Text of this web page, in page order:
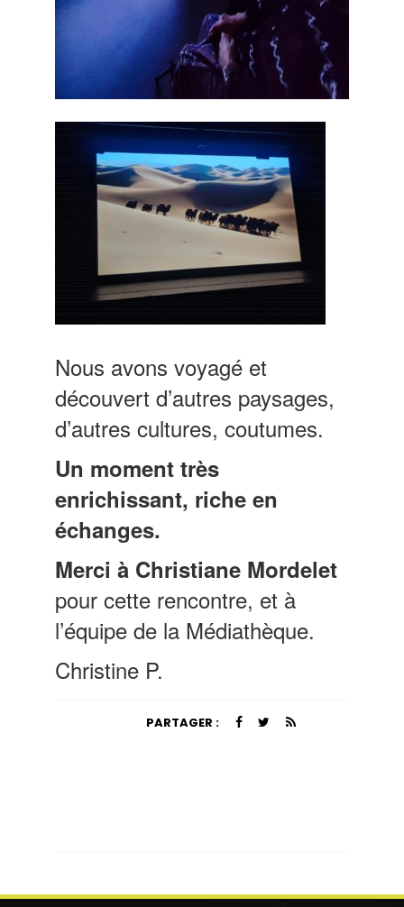
Nous avons voyagé et
découvert d’autres paysages,
d’autres cultures, coutumes.
Un moment très
enrichissant, riche en
échanges.
Merci à Christiane Mordelet
pour cette rencontre, et à
l’équipe de la Médiathèque.
Christine P.
PARTAGER :